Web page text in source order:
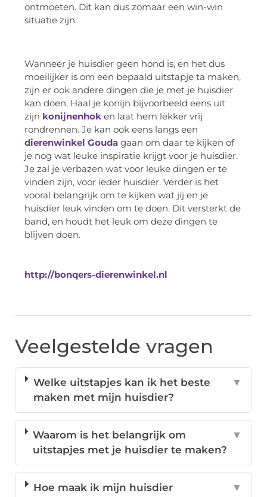
ontmoeten. Dit kan dus zomaar een win-win
situatie zijn.
Wanneer je huisdier geen hond is, en het dus
moeilijker is om een bepaald uitstapje ta maken,
zijn er ook andere dingen die je met je huisdier
kan doen. Haal je konijn bijvoorbeeld eens uit
zijn konijnenhok en laat hem lekker vrij
rondrennen. Je kan ook eens langs een
dierenwinkel Gouda gaan om daar te kijken of
je nog wat leuke inspiratie krijgt voor je huisdier.
Je zal je verbazen wat voor leuke dingen er te
vinden zijn, voor ieder huisdier. Verder is het
vooral belangrijk om te kijken wat jij en je
huisdier leuk vinden om te doen. Dit versterkt de
band, en houdt het leuk om deze dingen te
blijven doen.
http://bonqers-dierenwinkel.nl
Veelgestelde vragen
Welke uitstapjes kan ik het beste
maken met mijn huisdier?
▼
Waarom is het belangrijk om
uitstapjes met je huisdier te maken?
▼
Hoe maak ik mijn huisdier
▼